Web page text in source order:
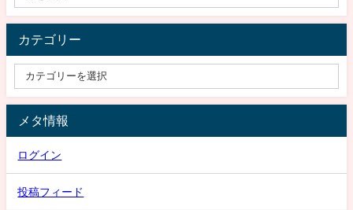
カテゴリー
メタ情報
ログイン
投稿フィード